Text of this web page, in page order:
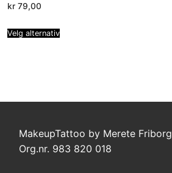
kr 79,00
Velg alternativ
MakeupTattoo by Merete Friborg
Org.nr. 983 820 018